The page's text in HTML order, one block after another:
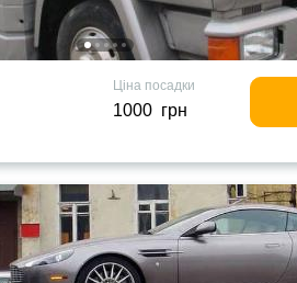
Ціна посадки
1000 грн